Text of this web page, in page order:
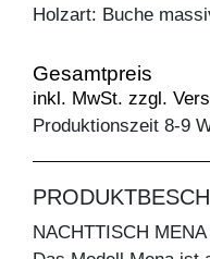
Holzart: Buche
Gesamtpreis
inkl. MwSt. zzgl.
Produktionszeit 8-9
NACHTTISCH MENA